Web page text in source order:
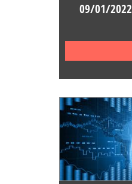
סקירה שבועית 09/01/2022